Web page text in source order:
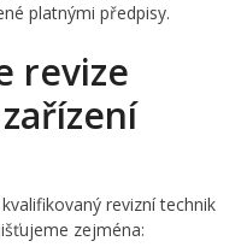
platnými předpisy.
revize
revizní technik
zejména: